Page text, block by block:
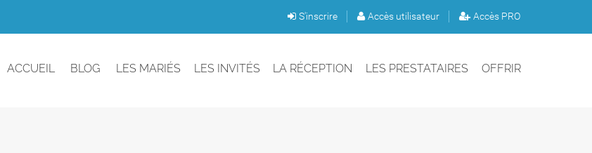
S'inscrire Accès utilisateur Accès PRO
ACCUEIL BLOG LES MARIÉS LES INVITÉS LA RÉCEPTION LES PRESTATAIRES OFFRIR